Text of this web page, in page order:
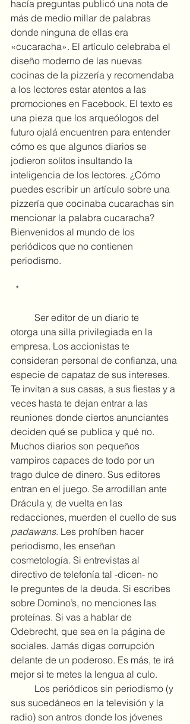
hacía preguntas publicó una nota de
más de medio millar de palabras
donde ninguna de ellas era
«cucaracha». El artículo celebraba el
diseño moderno de las nuevas
cocinas de la pizzería y recomendaba
a los lectores estar atentos a las
promociones en Facebook. El texto es
una pieza que los arqueólogos del
futuro ojalá encuentren para entender
cómo es que algunos diarios se
jodieron solitos insultando la
inteligencia de los lectores. ¿Cómo
puedes escribir un artículo sobre una
pizzería que cocinaba cucarachas sin
mencionar la palabra cucaracha?
Bienvenidos al mundo de los
periódicos que no contienen
periodismo.
*
otorga una silla privilegiada en la
empresa. Los accionistas te
consideran personal de confianza, una
especie de capataz de sus intereses.
Te invitan a sus casas, a sus fiestas y a
veces hasta te dejan entrar a las
reuniones donde ciertos anunciantes
deciden qué se publica y qué no.
Muchos diarios son pequeños
vampiros capaces de todo por un
trago dulce de dinero. Sus editores
entran en el juego. Se arrodillan ante
Drácula y, de vuelta en las
redacciones, muerden el cuello de sus
padawans. Les prohíben hacer
periodismo, les enseñan
cosmetología. Si entrevistas al
directivo de telefonía tal -dicen- no
le preguntes de la deuda. Si escribes
sobre Domino’s, no menciones las
proteínas. Si vas a hablar de
Odebrecht, que sea en la página de
sociales. Jamás digas corrupción
delante de un poderoso. Es más, te irá
mejor si te metes la lengua al culo.
sus sucedáneos en la televisión y la
radio) son antros donde los jóvenes